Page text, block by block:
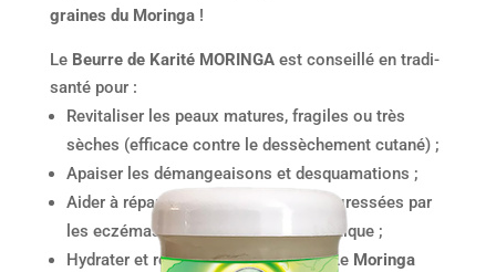
graines du Moringa!
Le Beurre de Karité MORINGAest conseillé en tradi-
santé pour :
Revitaliser les peaux matures, fragiles ou très
sèches (efficace contre le dessèchement cutané) ;
Apaiser les démangeaisons et desquamations ;
Aider à réparer les peaux lésées et agressées par
les eczémas ou les piqures de moustique ;
Hydrater et revitaliser les cheveux ! Le Moringa